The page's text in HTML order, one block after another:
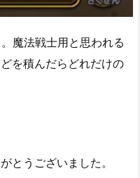
魔法戦士用と思われる
を積んだらどれだけの
とうございました。